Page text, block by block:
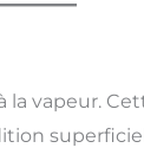
vapeur.